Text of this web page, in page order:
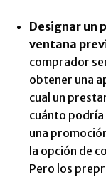
Designar un
ventana
comprador
obtener una
cual un
cuánto
una
la opción de
Pero los